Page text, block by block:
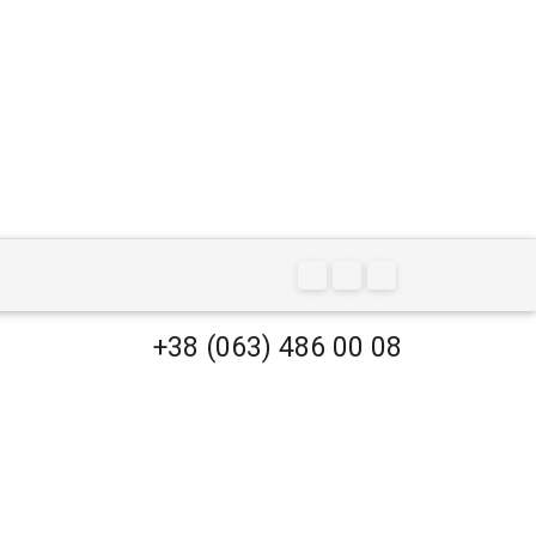
+38 (063) 486 00 08